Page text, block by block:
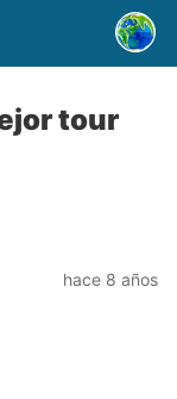
tour
hace 8 años